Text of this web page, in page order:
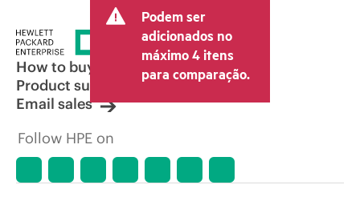
taxas, como IVA/imposto sobre vendas e
envio. O preço transacional definido
pelo revendedor pode variar em relação
a outros revendedores e ao preço
indicativo exibido. O preço indicativo
poderá incluir ofertas promocionais por
tempo limitado. A HPE se reserva o
qualquer momento por motivos que
incluem, sem limitação, mudança nas
de produtos, disponibilidade de
Podem ser
adicionados no
máximo 4 itens
para comparação.
How to buy
Product support
Email sales
Follow HPE on